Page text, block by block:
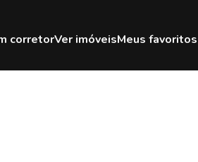
corretorVer imóveisMeus favoritos